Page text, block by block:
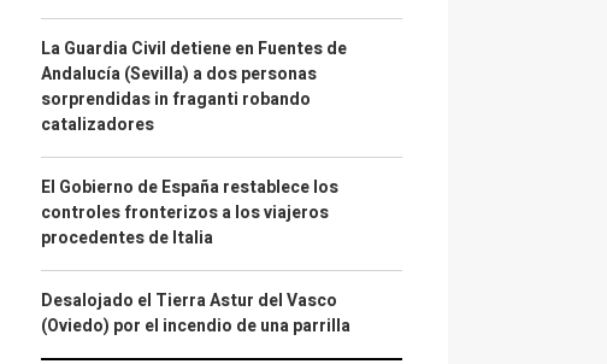
La Guardia Civil detiene en Fuentes de
Andalucía (Sevilla) a dos personas
sorprendidas in fraganti robando
catalizadores
El Gobierno de España restablece los
controles fronterizos a los viajeros
procedentes de Italia
Desalojado el Tierra Astur del Vasco
(Oviedo) por el incendio de una parrilla